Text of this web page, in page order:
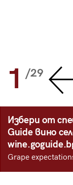
1 /29
Избери от
Guide вино
Grape